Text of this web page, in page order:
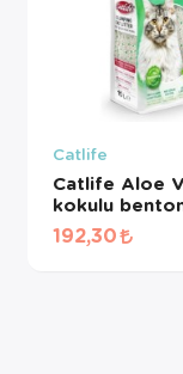
Catlife
Catlife Aloe
kokulu
Kumu 10 Lt
192,30